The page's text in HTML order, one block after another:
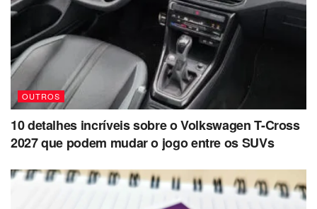
OUTROS
10 detalhes incríveis sobre o Volkswagen T-Cross
2027 que podem mudar o jogo entre os SUVs